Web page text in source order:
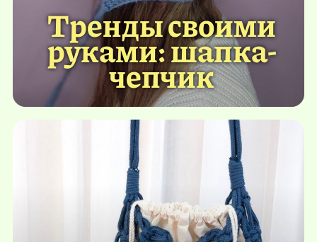
Тренды своими
руками: шапка-
чепчик